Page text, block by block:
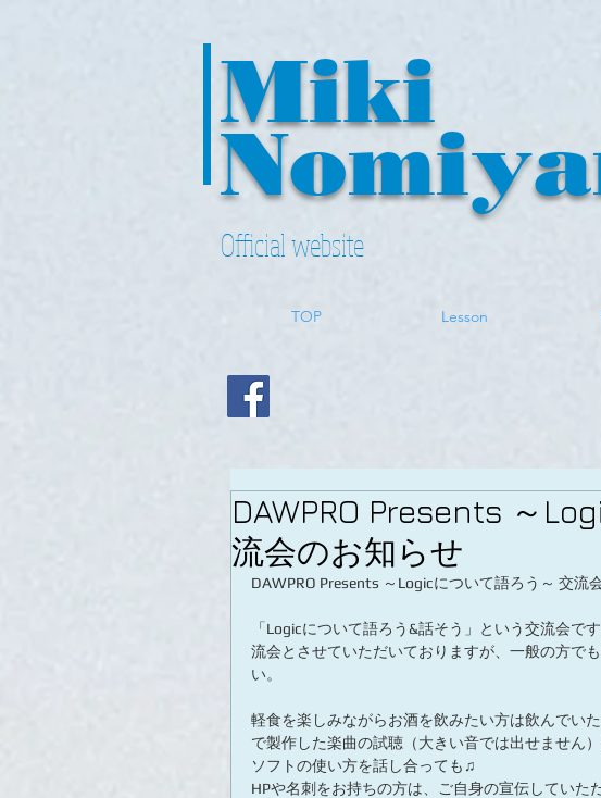
Miki ​
Official website
TOP Lesson
DAWPRO Presents ～
流会のお知らせ
DAWPRO Presents ～Logicについて語ろう～ 交流
「Logicについて語ろう&話そう」という交流会で
流会とさせていただいておりますが、一般の方で
い。
軽食を楽しみながらお酒を飲みたい方は飲んでい
で製作した楽曲の試聴（大きい音では出せません
ソフトの使い方を話し合っても♫
HPや名刺をお持ちの方は、ご自身の宣伝していた